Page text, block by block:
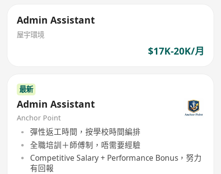
Admin Assistant
屋宇環境
$17K-20K/月
最新
Admin Assistant
Anchor Point
彈性返工時間，按學校時間編排
全職培訓＋師傅制，唔需要經驗
Competitive Salary + Performance Bonus，努力
有回報